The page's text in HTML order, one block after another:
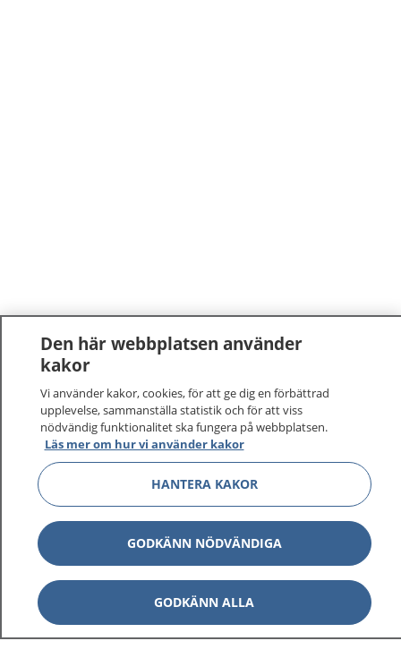
1177–tryggt om din hälsa och vård
På 1177.se får du råd om hälsa och information om
sjukdomar och vilka mottagningar du kan kontakta.
Logga in för att läsa din journal och göra dina
vårdärenden. Ring telefonnummer 1177 för
sjukvårdsrådgivning dygnet runt.
1177 ger dig råd när du vill må bättre.
Den här webbplatsen använder
kakor
Vi använder kakor, cookies, för att ge dig en förbättrad
upplevelse, sammanställa statistik och för att viss
nödvändig funktionalitet ska fungera på webbplatsen.
Läs mer om hur vi använder kakor
HANTERA KAKOR
GODKÄNN NÖDVÄNDIGA
GODKÄNN ALLA